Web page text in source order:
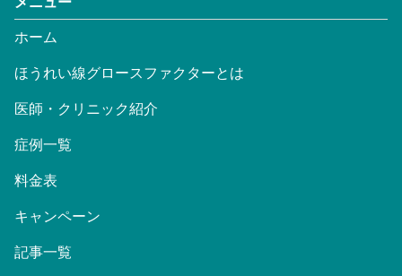
ホーム
ほうれい線グロースファクターとは
医師・クリニック紹介
症例一覧
料金表
キャンペーン
記事一覧